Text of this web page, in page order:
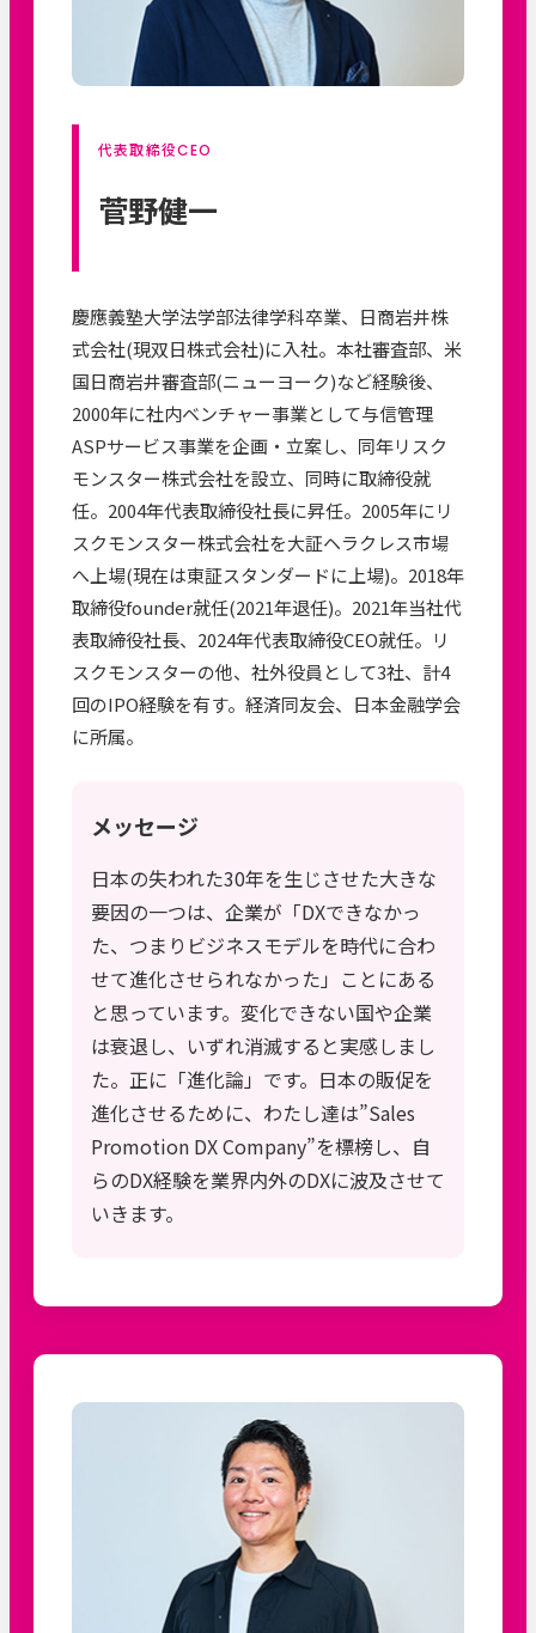
代表取締役CEO
菅野健一
慶應義塾大学法学部法律学科卒業、日商岩井株
式会社(現双日株式会社)に入社。本社審査部、米
国日商岩井審査部(ニューヨーク)など経験後、
2000年に社内ベンチャー事業として与信管理
ASPサービス事業を企画・立案し、同年リスク
モンスター株式会社を設立、同時に取締役就
任。2004年代表取締役社長に昇任。2005年にリ
スクモンスター株式会社を大証ヘラクレス市場
へ上場(現在は東証スタンダードに上場)。2018年
取締役founder就任(2021年退任)。2021年当社代
表取締役社長、2024年代表取締役CEO就任。リ
スクモンスターの他、社外役員として3社、計4
回のIPO経験を有す。経済同友会、日本金融学会
に所属。
メッセージ
日本の失われた30年を生じさせた大きな
要因の一つは、企業が「DXできなかっ
た、つまりビジネスモデルを時代に合わ
せて進化させられなかった」ことにある
と思っています。変化できない国や企業
は衰退し、いずれ消滅すると実感しまし
た。正に「進化論」です。日本の販促を
進化させるために、わたし達は”Sales
Promotion DX Company”を標榜し、自
らのDX経験を業界内外のDXに波及させて
いきます。